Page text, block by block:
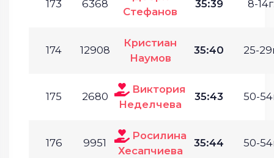
173 6368
Стефанов
35:39 8-
174 12908
Кристиан
Наумов
35:40 25-
175 2680
Виктория
Неделчева
35:43 50-
176 9951
Росилина
Хесапчиева
35:44 50-